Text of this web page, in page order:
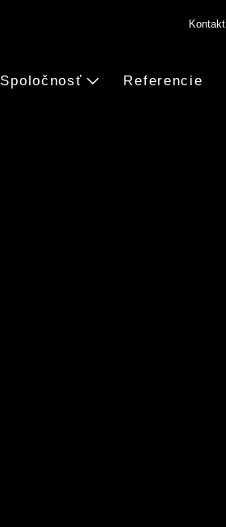
Spoločnosť Referencie
Kontakt